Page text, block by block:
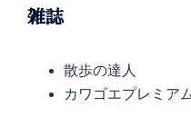
雑誌
散歩の達人
カワゴエプレミア